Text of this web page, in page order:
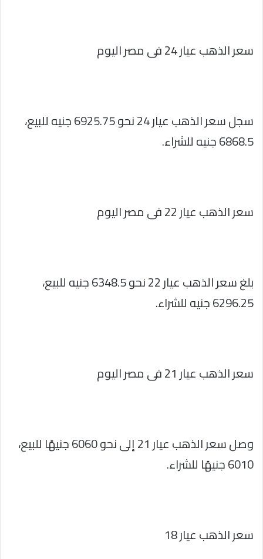
سعر الذهب عيار 24 فى مصر اليوم
سجل سعر الذهب عيار 24 نحو 6925.75 جنيه للبيع،
6868.5 جنيه للشراء.
سعر الذهب عيار 22 فى مصر اليوم
بلغ سعر الذهب عيار 22 نحو 6348.5 جنيه للبيع،
6296.25 جنيه للشراء.
سعر الذهب عيار 21 فى مصر اليوم
وصل سعر الذهب عيار 21 إلى نحو 6060 جنيهًا للبيع،
6010 جنيهًا للشراء.
سعر الذهب عيار 18